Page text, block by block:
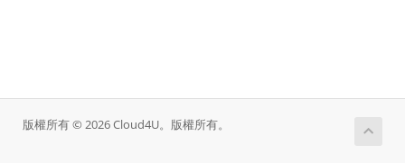
版權所有 © 2026 Cloud4U。版權所有。